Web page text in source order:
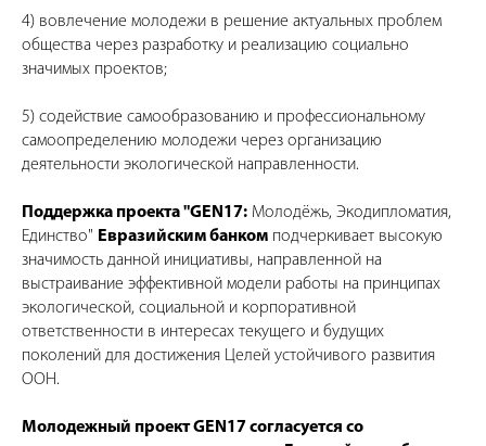
4) вовлечение молодежи в решение актуальных проблем
общества через разработку и реализацию социально
значимых проектов;
5) содействие самообразованию и профессиональному
самоопределению молодежи через организацию
деятельности экологической направленности.
Поддержка проекта "GEN17: Молодёжь, Экодипломатия,
Единство" Евразийским банком подчеркивает высокую
значимость данной инициaтивы, направленной на
выстраивание эффективной модели работы на принципах
экологической, социальной и корпоративной
ответственности в интересах текущего и будущих
поколений для достижения Целей устойчивого развития
ООН.
Молодежный проект GEN17 согласуется со